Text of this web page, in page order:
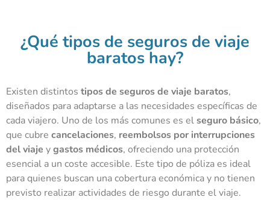
¿Qué tipos de seguros de viaje
baratos hay?
Existen distintos tipos de seguros de viaje baratos,
diseñados para adaptarse a las necesidades específicas de
cada viajero. Uno de los más comunes es elseguro básico,
que cubre cancelaciones, reembolsos por interrupciones
del viaje ygastos médicos, ofreciendo una protección
esencial a un coste accesible. Este tipo de póliza es ideal
para quienes buscan una cobertura económica y no tienen
previsto realizar actividades de riesgo durante el viaje.